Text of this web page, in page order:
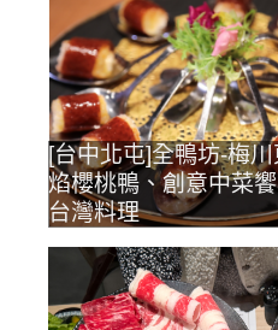
[台中北屯]全鴨坊-梅
焰櫻桃鴨、創意中菜
台灣料理